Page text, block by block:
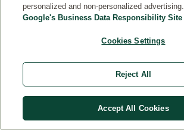
j
i
a
r
personalized and non-personalized advertising.
Google's Business Data Responsibility Site
Cookies Settings
Reject All
Accept All Cookies